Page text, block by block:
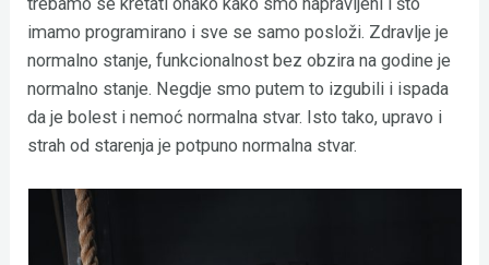
imamo programirano i sve se samo posloži. Zdravlje je
normalno stanje, funkcionalnost bez obzira na godine je
normalno stanje. Negdje smo putem to izgubili i ispada
da je bolest i nemoć normalna stvar. Isto tako, upravo i
strah od starenja je potpuno normalna stvar.